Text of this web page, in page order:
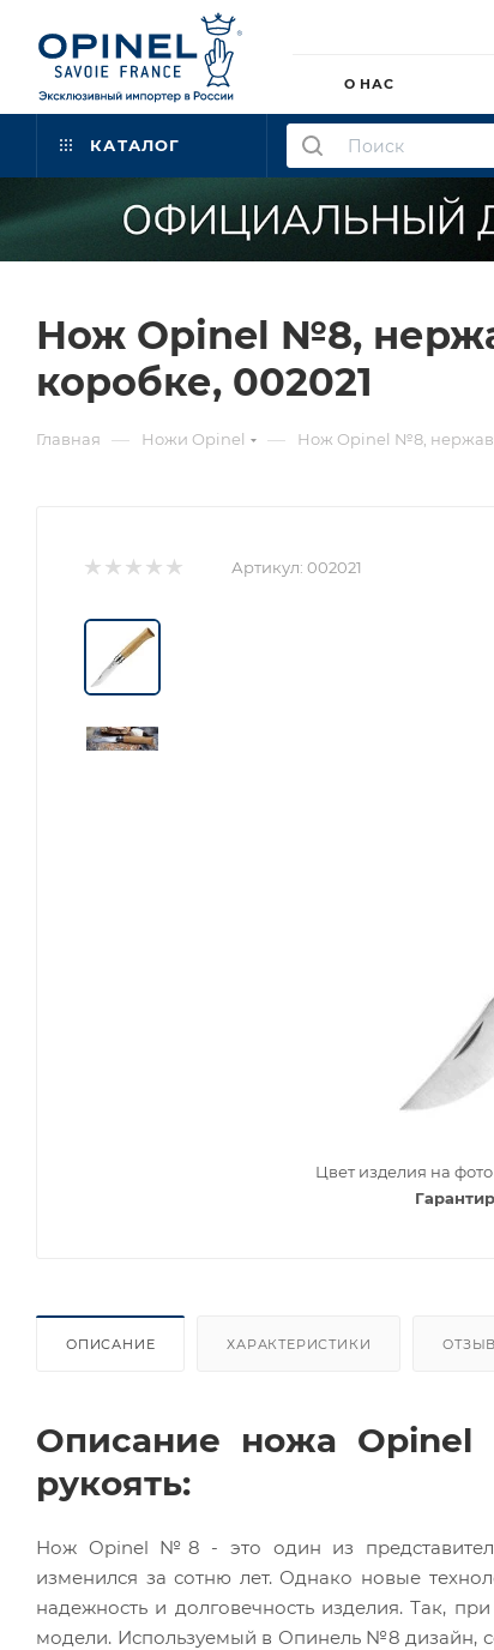
О НАС
КАТАЛОГ
Нож Opinel №8,
коробке, 002021
Главная — Ножи Opinel — Нож Opinel №8,
Артикул: 002021
Цвет изделия на
ОПИСАНИЕ ХАРАКТЕРИСТИКИ
Описание ножа
рукоять:
Нож Opinel №8 - это один из
изменился за сотню лет. Однако новые
надежность и долговечность изделия. Так,
модели. Используемый в Опинель №8 дизайн,